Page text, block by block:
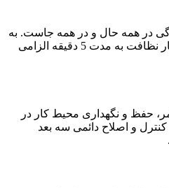
همه حال و در همه جاست. به
طوریکه روزانه قبل از شروع کار نظافت به مدت 5 دقیقه الزامی
و نگهداری محیط کار در
اصلاح دائمی سه بعد